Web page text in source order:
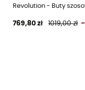
Revolution - Buty
769,80 zł 1019,00 zł -